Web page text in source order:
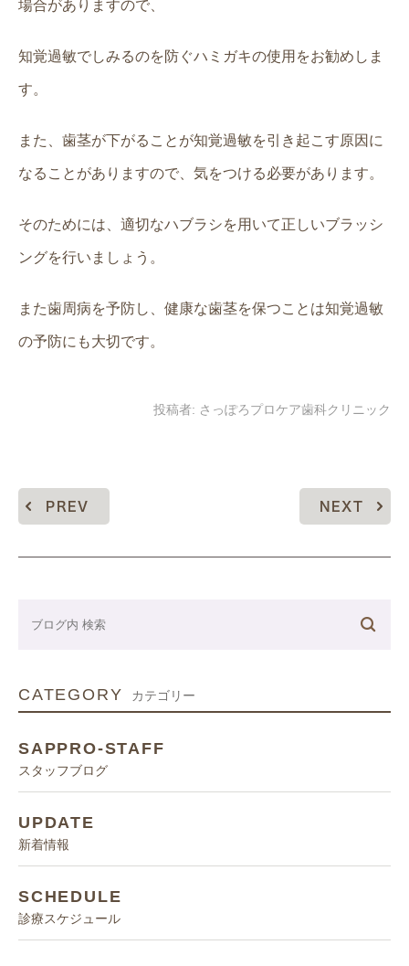
場合がありますので、
知覚過敏でしみるのを防ぐハミガキの使用をお勧めしま
す。
また、歯茎が下がることが知覚過敏を引き起こす原因に
なることがありますので、気をつける必要があります。
そのためには、適切なハブラシを用いて正しいブラッシ
ングを行いましょう。
また歯周病を予防し、健康な歯茎を保つことは知覚過敏
の予防にも大切です。
投稿者: さっぽろプロケア歯科クリニック
PREV NEXT
CATEGORY カテゴリー
SAPPRO-STAFF
スタッフブログ
UPDATE
新着情報
SCHEDULE
診療スケジュール